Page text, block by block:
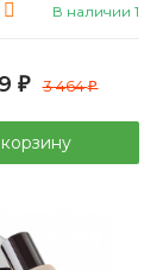
В наличии 1
₽ 3 464₽